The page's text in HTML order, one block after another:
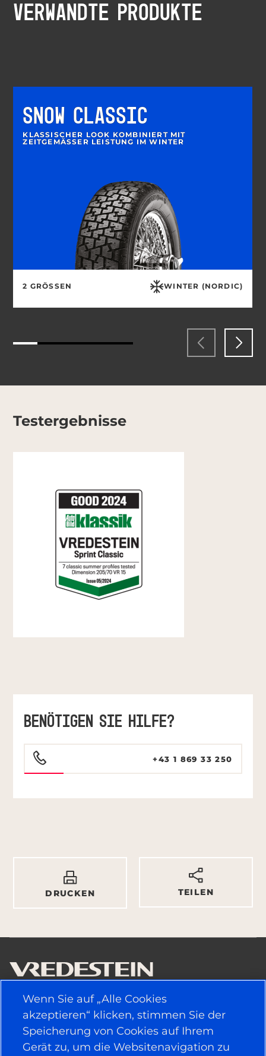
VERWANDTE PRODUKTE
SNOW CLASSIC
KLASSISCHER LOOK KOMBINIERT MIT
ZEITGEMÄSSER LEISTUNG IM WINTER
2 GRÖSSEN WINTER (NORDIC)
Testergebnisse
BENÖTIGEN SIE HILFE?
+43 1 869 33 250
DRUCKEN TEILEN
NÜTZLICHE LINKS
FAHRZEUGTYP
Wenn Sie auf „Alle Cookies
akzeptieren“ klicken, stimmen Sie der
Speicherung von Cookies auf Ihrem
Gerät zu, um die Websitenavigation zu